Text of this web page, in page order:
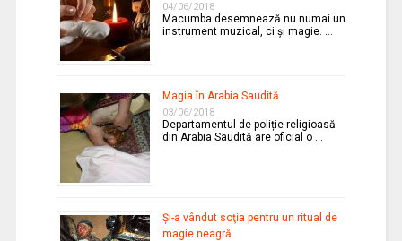
04/06/2018
Macumba desemnează nu numai un
instrument muzical, ci și magie. …
Magia în Arabia Saudită
03/06/2018
Departamentul de poliție religioasă
din Arabia Saudită are oficial o …
Şi-a vândut soţia pentru un ritual de
magie neagră